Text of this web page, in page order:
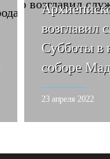
возглавил
Субботы в
соборе
23 апреля 2022